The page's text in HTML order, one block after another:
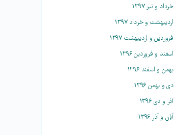
خرداد و تیر ۱۳۹۷
اردیبهشت و خرداد ۱۳۹۷
فروردین و اردیبهشت ۱۳۹۷
اسفند و فروردین ۱۳۹۶
بهمن و اسفند ۱۳۹۶
دی و بهمن ۱۳۹۶
آذر و دی ۱۳۹۶
آبان و آذر ۱۳۹۶